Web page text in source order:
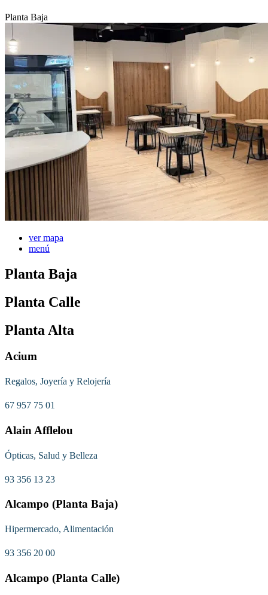
Planta Baja
ver mapa
menú
Planta Baja
Planta Calle
Planta Alta
Acium
Regalos, Joyería y Relojería
67 957 75 01
Alain Afflelou
Ópticas, Salud y Belleza
93 356 13 23
Alcampo (Planta Baja)
Hipermercado, Alimentación
93 356 20 00
Alcampo (Planta Calle)